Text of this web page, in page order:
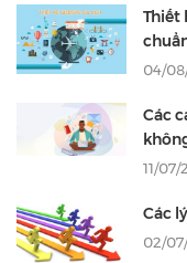
Thiết
04/
Các
11/07/
Các
02/